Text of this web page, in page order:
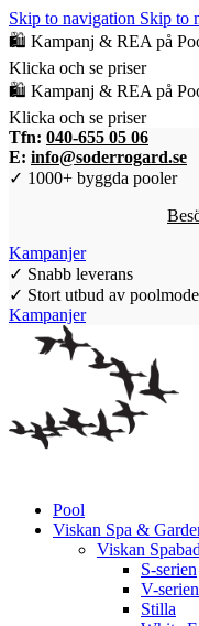
Skip to navigation Skip to
🛍️ Kampanj & REA på
Klicka och se priser
🛍️ Kampanj & REA på
Klicka och se priser
Tfn: 040-655 05 06
E: info@soderrogard.se
✓ 1000+ byggda pooler
Kampanjer
✓ Snabb leverans
✓ Stort utbud av
Kampanjer
Pool
Viskan Spa &
Viskan Spabad
S-serien
V-serien
Stilla